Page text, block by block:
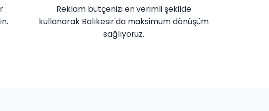
Reklam bütçenizi en verimli şekilde
kullanarak Balıkesir'da maksimum dönüşüm
sağlıyoruz.